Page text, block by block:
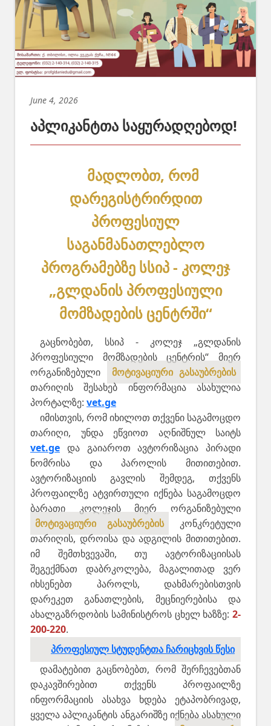
June 4, 2026
აპლიკანტთა საყურადღებოდ!
მადლობთ, რომ
დარეგისტრირდით
პროფესიულ
საგანმანათლებლო
პროგრამებზე სსიპ - კოლეჯ
„გლდანის პროფესიული
მომზადების ცენტრში“
გაცნობებთ, სსიპ - კოლეჯ „გლდანის
პროფესიული მომზადების ცენტრის“ მიერ
ორგანიზებული
მოტივაციური გასაუბრების
თარიღის შესახებ ინფორმაცია ასახულია
პორტალზე: vet.ge
იმისთვის, რომ იხილოთ თქვენი საგამოცდო
თარიღი, უნდა ეწვიოთ აღნიშნულ საიტს
vet.ge და გაიაროთ ავტორიზაცია პირადი
ნომრისა და პაროლის მითითებით.
ავტორიზაციის გავლის შემდეგ, თქვენს
პროფაილზე ატვირთული იქნება საგამოცდო
ბარათი კოლეჯის მიერ ორგანიზებული
მოტივაციური გასაუბრების
კონკრეტული
თარიღის, დროისა და ადგილის მითითებით.
იმ შემთხვევაში, თუ ავტორიზაციისას
შეგექმნათ დაბრკოლება, მაგალითად ვერ
იხსენებთ პაროლს, დახმარებისთვის
დარეკეთ განათლების, მეცნიერებისა და
ახალგაზრდობის სამინისტროს ცხელ ხაზზე: 2-
200-220.
პროფესიულ სტუდენტთა ჩარიცხვის წესი
დამატებით გაცნობებთ, რომ შერჩევებთან
დაკავშირებით თქვენს პროფაილზე
ინფორმაციის ასახვა ხდება ეტაპობრივად,
ყველა აპლიკანტის ანგარიშზე იქნება ასახული